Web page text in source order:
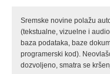
Sremske novine polažu
(tekstualne, vizuelne i
baza podataka, baze
programerski kod).
dozvoljeno, smatra se